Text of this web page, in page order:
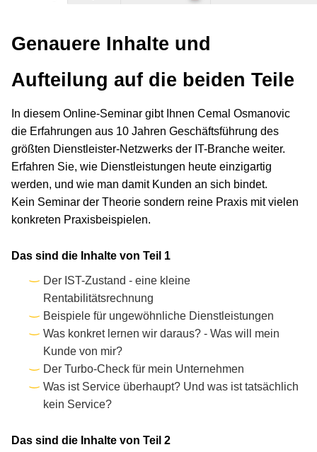
Genauere Inhalte und
Aufteilung auf die beiden Teile
In diesem Online-Seminar gibt Ihnen Cemal Osmanovic
die Erfahrungen aus 10 Jahren Geschäftsführung des
größten Dienstleister-Netzwerks der IT-Branche weiter.
Erfahren Sie, wie Dienstleistungen heute einzigartig
werden, und wie man damit Kunden an sich bindet.
Kein Seminar der Theorie sondern reine Praxis mit vielen
konkreten Praxisbeispielen.
Das sind die Inhalte von Teil 1
Der IST-Zustand - eine kleine
Rentabilitätsrechnung
Beispiele für ungewöhnliche Dienstleistungen
Was konkret lernen wir daraus? - Was will mein
Kunde von mir?
Der Turbo-Check für mein Unternehmen
Was ist Service überhaupt? Und was ist tatsächlich
kein Service?
Das sind die Inhalte von Teil 2